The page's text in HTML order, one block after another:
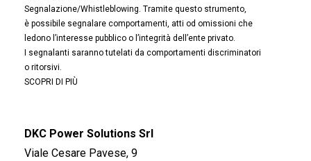
Segnalazione/Whistleblowing. Tramite questo strumento,
è possibile segnalare comportamenti, atti od omissioni che
ledono l’interesse pubblico o l’integrità dell’ente privato.
I segnalanti saranno tutelati da comportamenti discriminatori
o ritorsivi.
SCOPRI DI PIÙ
DKC Power Solutions Srl
Viale Cesare Pavese, 9